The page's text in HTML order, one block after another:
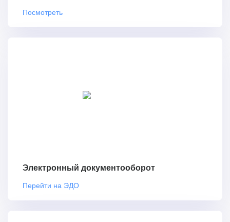
Посмотреть
Электронный документооборот
Перейти на ЭДО